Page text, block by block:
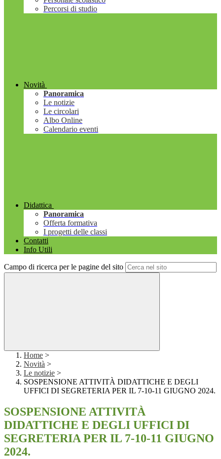
Percorsi di studio
Novità
Panoramica
Le notizie
Le circolari
Albo Online
Calendario eventi
Didattica
Panoramica
Offerta formativa
I progetti delle classi
Contatti
Info Utili
Campo di ricerca per le pagine del sito
Home >
Novità >
Le notizie >
SOSPENSIONE ATTIVITÀ DIDATTICHE E DEGLI
UFFICI DI SEGRETERIA PER IL 7-10-11 GIUGNO 2024.
SOSPENSIONE ATTIVITÀ
DIDATTICHE E DEGLI UFFICI DI
SEGRETERIA PER IL 7-10-11 GIUGNO
2024.